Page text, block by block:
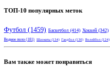
ТОП-10 популярных меток
Футбол (1459) Баскетбол (414) Хоккей (342)
Водное поло (181) Шахматы (134) Гандбол (130) Волейбол (124)
Вам также может понравиться